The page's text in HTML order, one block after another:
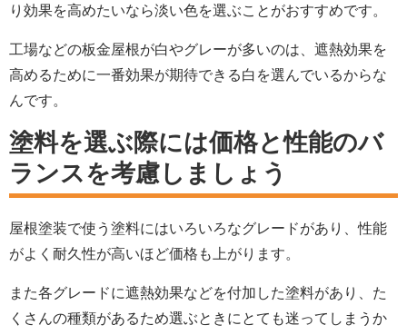
り効果を高めたいなら淡い色を選ぶことがおすすめです。
工場などの板金屋根が白やグレーが多いのは、遮熱効果を
高めるために一番効果が期待できる白を選んでいるからな
んです。
塗料を選ぶ際には価格と性能のバ
ランスを考慮しましょう
屋根塗装で使う塗料にはいろいろなグレードがあり、性能
がよく耐久性が高いほど価格も上がります。
また各グレードに遮熱効果などを付加した塗料があり、た
くさんの種類があるため選ぶときにとても迷ってしまうか